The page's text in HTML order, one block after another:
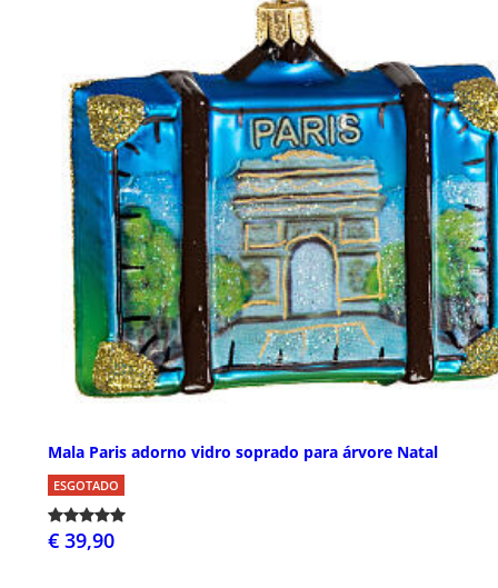
Mala Paris adorno vidro soprado para árvore Natal
ESGOTADO
€ 39,90